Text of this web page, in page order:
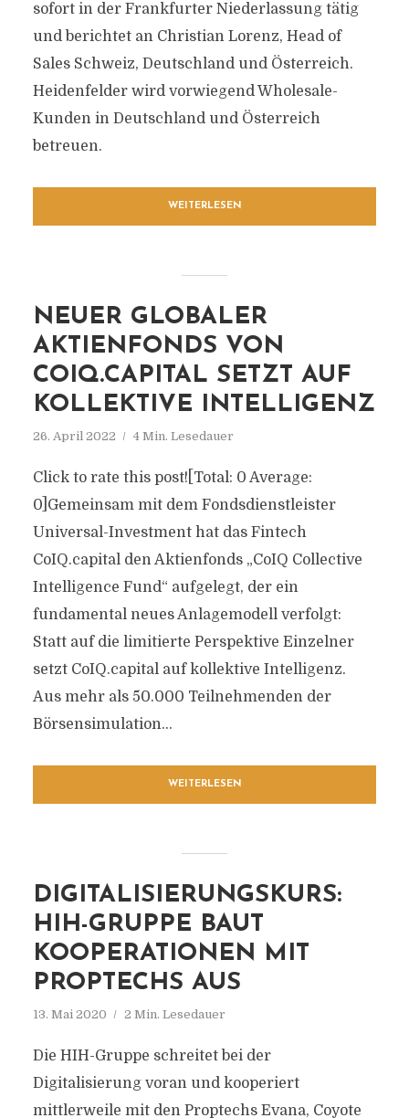
sofort in der Frankfurter Niederlassung tätig
und berichtet an Christian Lorenz, Head of
Sales Schweiz, Deutschland und Österreich.
Heidenfelder wird vorwiegend Wholesale-
Kunden in Deutschland und Österreich
betreuen.
WEITERLESEN
NEUER GLOBALER
AKTIENFONDS VON
COIQ.CAPITAL SETZT AUF
KOLLEKTIVE INTELLIGENZ
26. April 2022 4 Min. Lesedauer
Click to rate this post![Total: 0 Average:
0]Gemeinsam mit dem Fondsdienstleister
Universal-Investment hat das Fintech
CoIQ.capital den Aktienfonds „CoIQ Collective
Intelligence Fund“ aufgelegt, der ein
fundamental neues Anlagemodell verfolgt:
Statt auf die limitierte Perspektive Einzelner
setzt CoIQ.capital auf kollektive Intelligenz.
Aus mehr als 50.000 Teilnehmenden der
Börsensimulation...
WEITERLESEN
DIGITALISIERUNGSKURS:
HIH-GRUPPE BAUT
KOOPERATIONEN MIT
PROPTECHS AUS
13. Mai 2020 2 Min. Lesedauer
Die HIH-Gruppe schreitet bei der
Digitalisierung voran und kooperiert
mittlerweile mit den Proptechs Evana, Coyote